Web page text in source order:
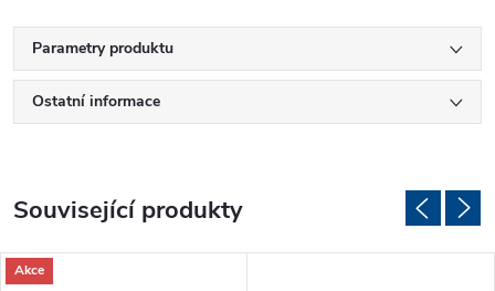
Parametry produktu
Ostatní informace
Související produkty
Akce